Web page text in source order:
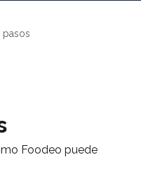
pasos
Foodeo puede